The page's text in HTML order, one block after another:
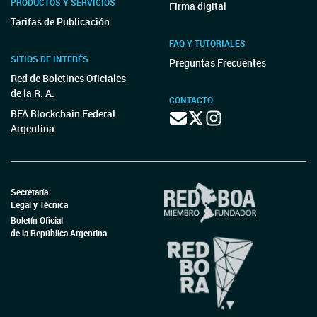
Tarifas de Publicación
SITIOS DE INTERÉS
Red de Boletines Oficiales
de la R. A.
BFA Blockchain Federal
Argentina
Firma digital
FAQ Y TUTORIALES
Preguntas Frecuentes
CONTACTO
Secretaría
Legal y Técnica
Boletín Oficial
de la República Argentina